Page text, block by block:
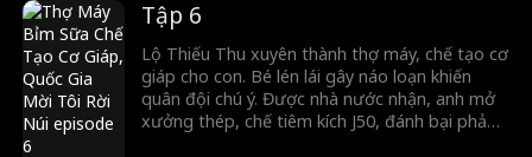
Hạ thành siêu cường quân sự.
Tập 6
Lộ Thiếu Thu xuyên thành thợ máy, chế tạo cơ
giáp cho con. Bé lén lái gây náo loạn khiến
quân đội chú ý. Được nhà nước nhận, anh mở
xưởng thép, chế tiêm kích J50, đánh bại phản